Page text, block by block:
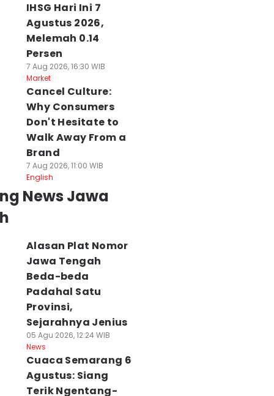
IHSG Hari Ini 7
Agustus 2026,
Melemah 0.14
Persen
7 Aug 2026, 16:30 WIB
Market
Cancel Culture:
Why Consumers
Don't Hesitate to
Walk Away From a
Brand
7 Aug 2026, 11:00 WIB
English
News Jawa
Alasan Plat Nomor
Jawa Tengah
Beda-beda
Padahal Satu
Provinsi,
Sejarahnya Jenius
05 Agu 2026, 12:24 WIB
News
Cuaca Semarang 6
Agustus: Siang
Terik Ngentang-